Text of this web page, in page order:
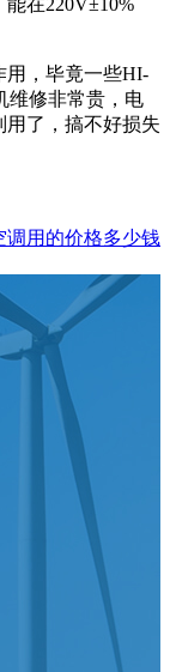
在220V±10%
，毕竟一些HI-
维修非常贵，电
用了，搞不好损失
调用的价格多少钱